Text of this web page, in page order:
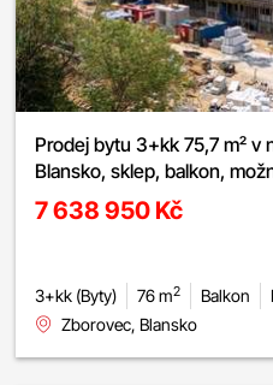
Prodej bytu 3+kk 75,7 m²
Blansko, sklep, balkon,
7 638 950 Kč
3+kk (Byty) 76 m2 Balkon
Zborovec, Blansko